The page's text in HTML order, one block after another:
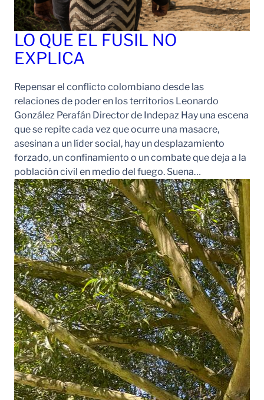
LO QUE EL FUSIL NO
EXPLICA
Repensar el conflicto colombiano desde las
relaciones de poder en los territorios Leonardo
González Perafán Director de Indepaz Hay una escena
que se repite cada vez que ocurre una masacre,
asesinan a un líder social, hay un desplazamiento
forzado, un confinamiento o un combate que deja a la
población civil en medio del fuego. Suena…